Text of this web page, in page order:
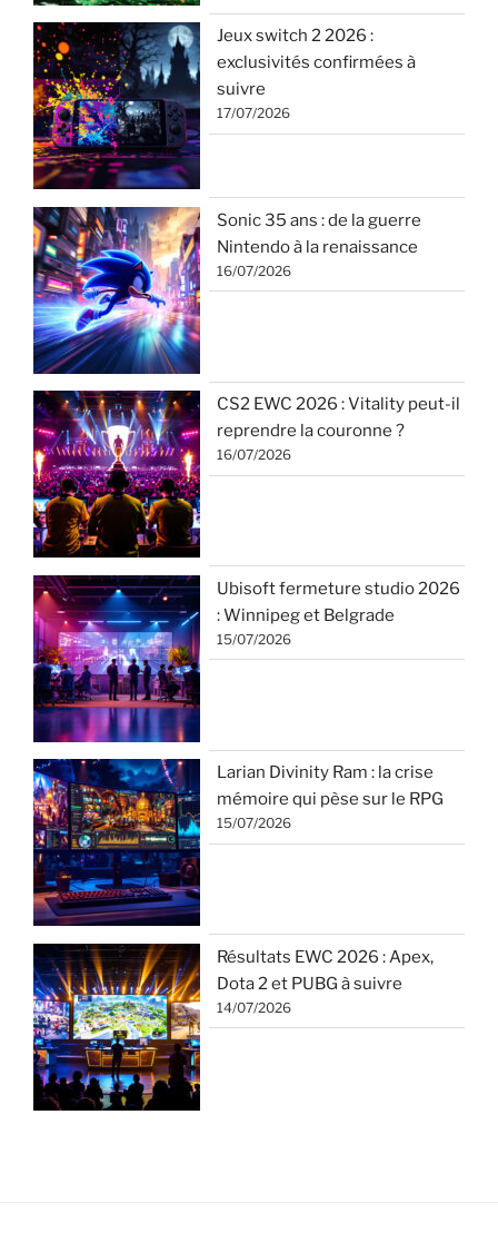
Jeux switch 2 2026 :
exclusivités confirmées à
suivre
17/07/2026
Sonic 35 ans : de la guerre
Nintendo à la renaissance
16/07/2026
CS2 EWC 2026 : Vitality peut-il
reprendre la couronne ?
16/07/2026
Ubisoft fermeture studio 2026
: Winnipeg et Belgrade
15/07/2026
Larian Divinity Ram : la crise
mémoire qui pèse sur le RPG
15/07/2026
Résultats EWC 2026 : Apex,
Dota 2 et PUBG à suivre
14/07/2026